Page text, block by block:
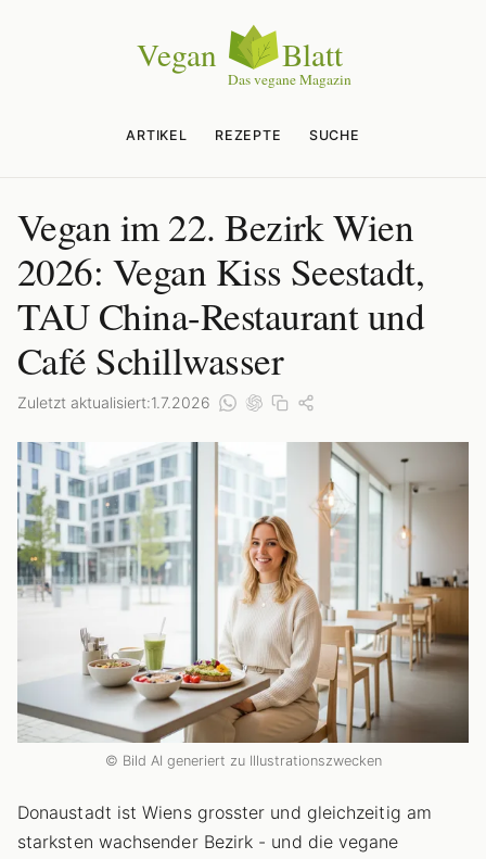
ARTIKEL REZEPTE SUCHE
Vegan im 22. Bezirk Wien
2026: Vegan Kiss Seestadt,
TAU China-Restaurant und
Café Schillwasser
Zuletzt aktualisiert:1.7.2026
© Bild AI generiert zu Illustrationszwecken
Donaustadt ist Wiens grosster und gleichzeitig am
starksten wachsender Bezirk - und die vegane